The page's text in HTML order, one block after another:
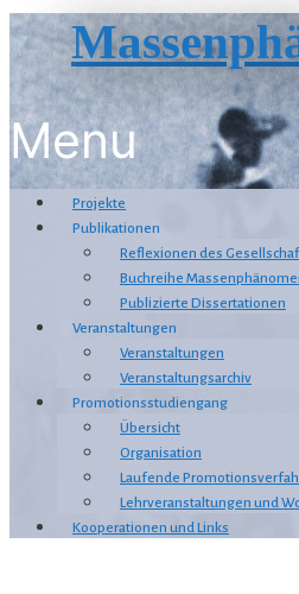
Menu
Projekte
Publikationen
Reflexionen des
Buchreihe
Publizierte Dissertationen
Veranstaltungen
Veranstaltungen
Veranstaltungsarchiv
Promotionsstudiengang
Übersicht
Organisation
Laufende
Lehrveranstaltungen und
Kooperationen und Links